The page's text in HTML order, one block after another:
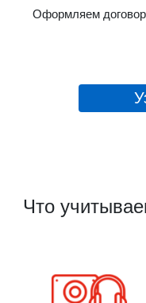
Оформляем договор
Что